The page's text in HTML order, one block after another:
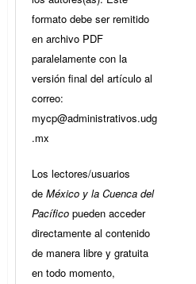
formato debe ser remitido
en archivo PDF
paralelamente con la
versión final del artículo al
correo:
mycp@administrativos.udg
.mx
Los lectores/usuarios
de México y la Cuenca del
Pacífico pueden acceder
directamente al contenido
de manera libre y gratuita
en todo momento,